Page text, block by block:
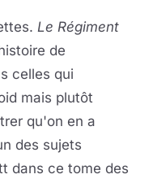
Le Régiment
de
celles qui
mais plutôt
qu'on en a
des sujets
dans ce tome des